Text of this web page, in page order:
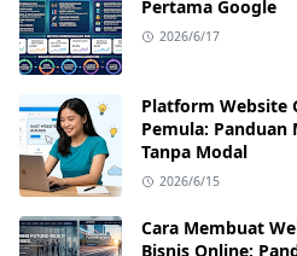
Pertama Google
2026/6/17
Platform Website
Pemula:
Tanpa Modal
2026/6/15
Cara Membuat
Bisnis Online: